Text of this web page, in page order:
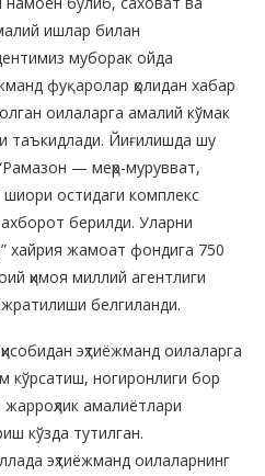
ишлар билан
муборак ойда
фуқаролар ҳолидан хабар
оилаларга амалий кўмак
таъкидлади. Йиғилишда шу
— меҳр-мурувват,
шиори остидаги комплекс
берилди. Уларни
хайрия жамоат фондига 750
ҳимоя миллий агентлиги
белгиланди.
эҳтиёжманд оилаларга
кўрсатиш, ногиронлиги бор
амалиётлари
кўзда тутилган.
эҳтиёжманд оилаларнинг